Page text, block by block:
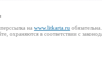
на www.litkarta.ru обязательна.
охраняются в соответствии с